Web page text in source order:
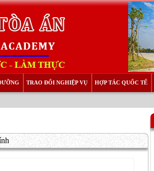
TRAO ĐỔI NGHIỆP VỤ HỢP TÁC QUỐC TẾ